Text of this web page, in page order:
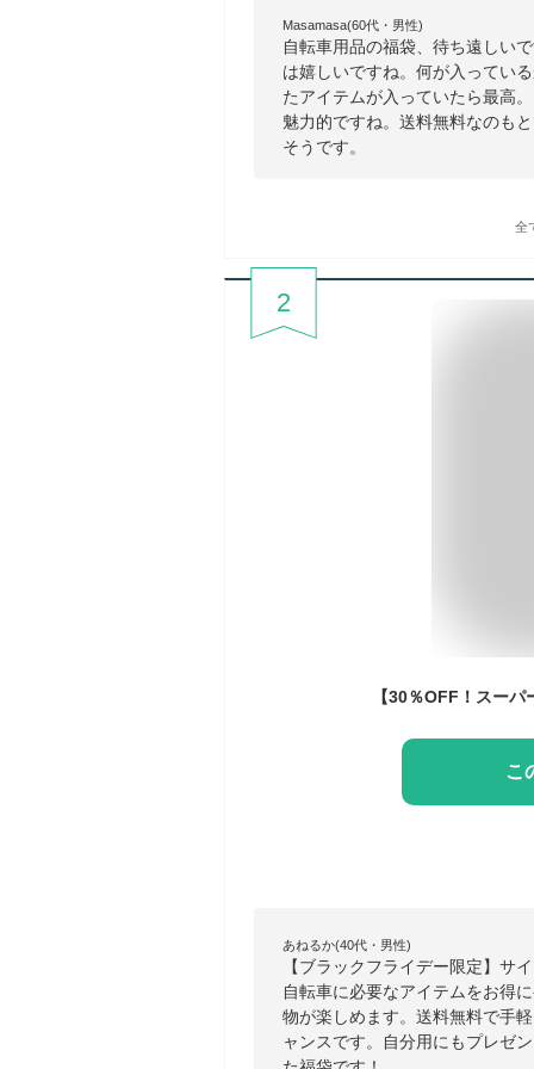
Masamasa(60代・男性)
自転車用品の福袋、待ち遠しい
は嬉しいですね。何が入ってい
たアイテムが入っていたら最高
魅力的ですね。送料無料なのも
そうです。
全
2
こ
あねるか(40代・男性)
【ブラックフライデー限定】サ
自転車に必要なアイテムをお得
物が楽しめます。送料無料で手
ャンスです。自分用にもプレゼ